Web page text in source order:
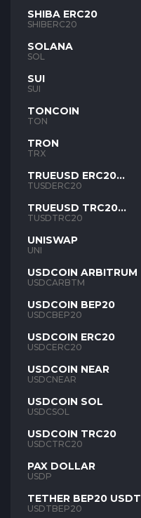
SHIBA ERC20
SHIBERC20
SOLANA
SOL
SUI
SUI
TONCOIN
TON
TRON
TRX
TRUEUSD ERC20
TUSD
TUSDERC20
TRUEUSD TRC20
TUSD
TUSDTRC20
UNISWAP
UNI
USDCOIN ARBITRUM
USDCARBTM
USDCOIN BEP20
USDCBEP20
USDCOIN ERC20
USDCERC20
USDCOIN NEAR
USDCNEAR
USDCOIN SOL
USDCSOL
USDCOIN TRC20
USDCTRC20
PAX DOLLAR
USDP
TETHER BEP20 USDT
USDTBEP20